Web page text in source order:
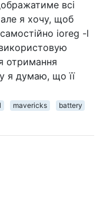
всі
я хочу, щоб
самостійно ioreg -l
отримання
я думаю, що її
mavericks
battery